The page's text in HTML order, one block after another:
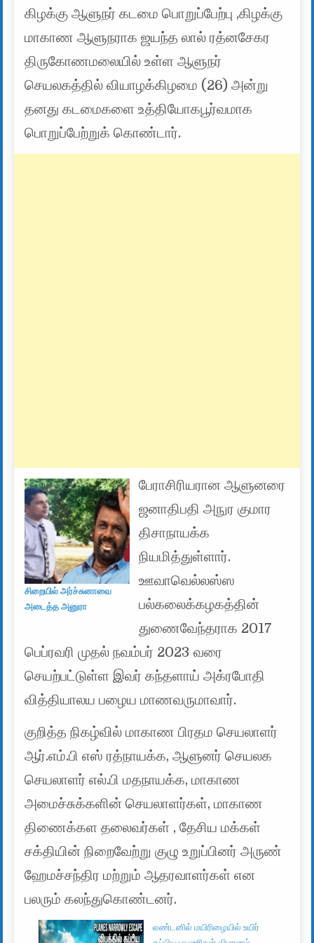
கிழக்கு ஆளுநர் கடமை பொறுப்பேற்பு ,கிழக்கு
மாகாண ஆளுநராக ஜயந்த லால் ரத்னசேகர
திருகோணமலையில் உள்ள ஆளுநர்
செயலகத்தில் வியாழக்கிழமை (26) அன்று
தனது கடமைகளை உத்தியோகபூர்வமாக
பொறுப்பேற்றுக் கொண்டார்.
சிறையில் அர்ச்சுனாவை
அடைத்த அனுரா
பேராசிரியரான ஆளுனரை
ஜனாதிபதி அநுர குமார
திசாநாயக்க
நியமித்துள்ளார்.
ஊவாவெல்லஸ்ஸ
பல்கலைக்கழகத்தின்
துணைவேந்தராக 2017
பெப்ரவரி முதல் நவம்பர் 2023 வரை
செயற்பட்டுள்ள இவர் கந்தளாய் அக்ரபோதி
வித்தியாலய பழைய மாணவருமாவார்.
குறித்த நிகழ்வில் மாகாண பிரதம செயலாளர்
ஆர்.எம்.பி எஸ் ரத்நாயக்க, ஆளுனர் செயலக
செயலாளர் எல்.பி மதநாயக்க, மாகாண
அமைச்சுக்களின் செயலாளர்கள், மாகாண
திணைக்கள தலைவர்கள் , தேசிய மக்கள்
சக்தியின் நிறைவேற்று குழு உறுப்பினர் அருண்
ஹேமச்சந்திர மற்றும் ஆதரவாளர்கள் என
பலரும் கலந்துகொண்டனர்.
லண்டனில் மயிரிழையில் உயிர்